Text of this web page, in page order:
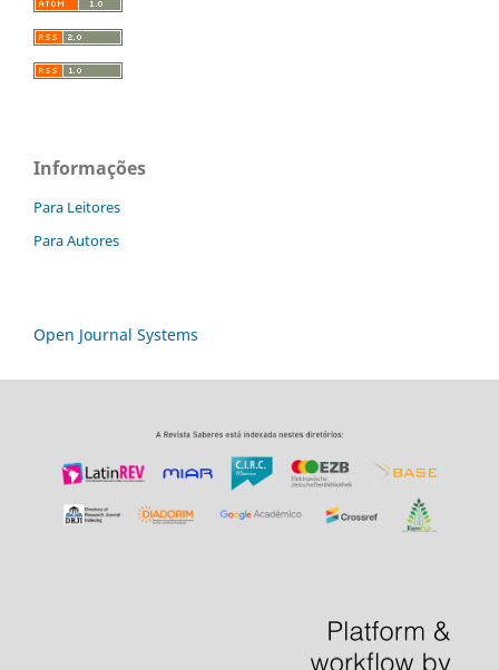
Informações
Para Leitores
Para Autores
Open Journal Systems